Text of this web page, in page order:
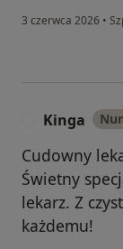
3 czerwca 2026 •
Kinga
Cudowny
Świetny
lekarz. Z
każdemu!